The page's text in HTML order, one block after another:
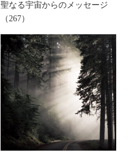
聖なる宇宙からのメッセージ
（267）